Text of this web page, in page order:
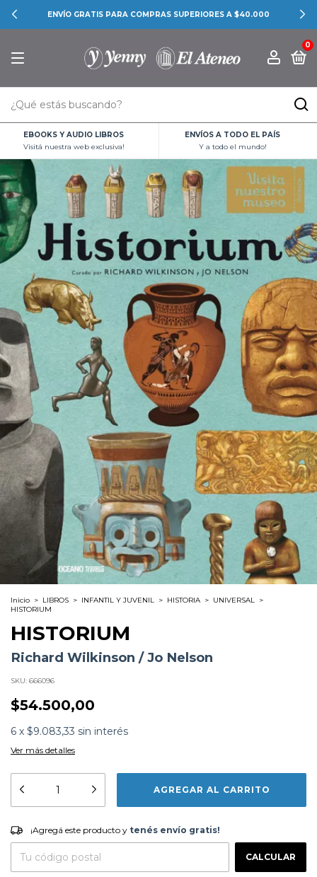
ENVÍO GRATIS PARA COMPRAS SUPERIORES A $40.000
0
EBOOKS Y AUDIO LIBROS
Visitá nuestra web exclusiva!
ENVÍOS A TODO EL PAÍS
Y a todo el mundo!
Inicio > LIBROS > INFANTIL Y JUVENIL > HISTORIA > UNIVERSAL >
HISTORIUM
HISTORIUM
Richard Wilkinson / Jo Nelson
SKU: 666096
$54.500,00
6 x $9.083,33 sin interés
Ver más detalles
¡Agregá este producto ytenés envío gratis!
CAMBIAR CP
¡Agregá este producto y tenés envío gratis!
CALCULAR
Editorial:Oceano Travesia
Idioma:Español
ISBN:9786075276564
Páginas:
Fecha Publicación:06/2019